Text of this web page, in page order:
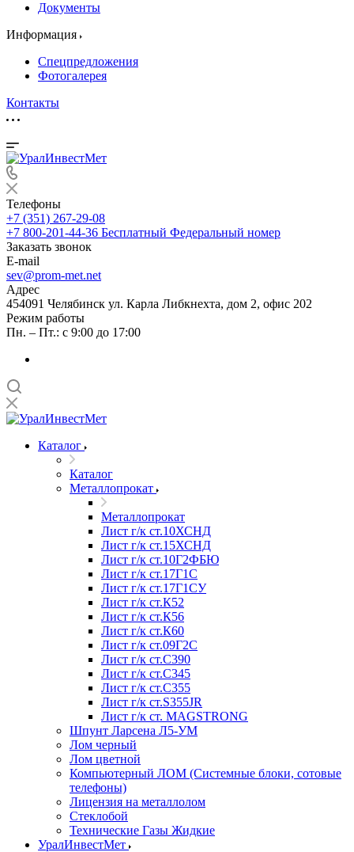
Документы
Информация
Спецпредложения
Фотогалерея
Контакты
Телефоны
+7 (351) 267-29-08
+7 800-201-44-36 Бесплатный Федеральный номер
Заказать звонок
E-mail
sev@prom-met.net
Адрес
454091 Челябинск ул. Карла Либкнехта, дом 2, офис 202
Режим работы
Пн. – Пт.: с 9:00 до 17:00
Каталог
Каталог
Металлопрокат
Металлопрокат
Лист г/к ст.10ХСНД
Лист г/к ст.15ХСНД
Лист г/к ст.10Г2ФБЮ
Лист г/к ст.17Г1С
Лист г/к ст.17Г1СУ
Лист г/к ст.К52
Лист г/к ст.К56
Лист г/к ст.К60
Лист г/к ст.09Г2С
Лист г/к ст.C390
Лист г/к ст.C345
Лист г/к ст.C355
Лист г/к ст.S355JR
Лист г/к ст. MAGSTRONG
Шпунт Ларсена Л5-УМ
Лом черный
Лом цветной
Компьютерный ЛОМ (Системные блоки, сотовые
телефоны)
Лицензия на металлолом
Стеклобой
Технические Газы Жидкие
УралИнвестМет